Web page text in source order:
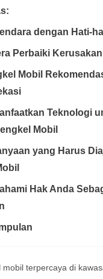
dengan Hati-
Perbaiki
Mobil
Teknologi
Mobil
yang Harus
Hak Anda
terpercaya di